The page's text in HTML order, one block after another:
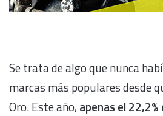
Se trata de algo que nunca
marcas más populares desde
Oro. Este año, apenas el